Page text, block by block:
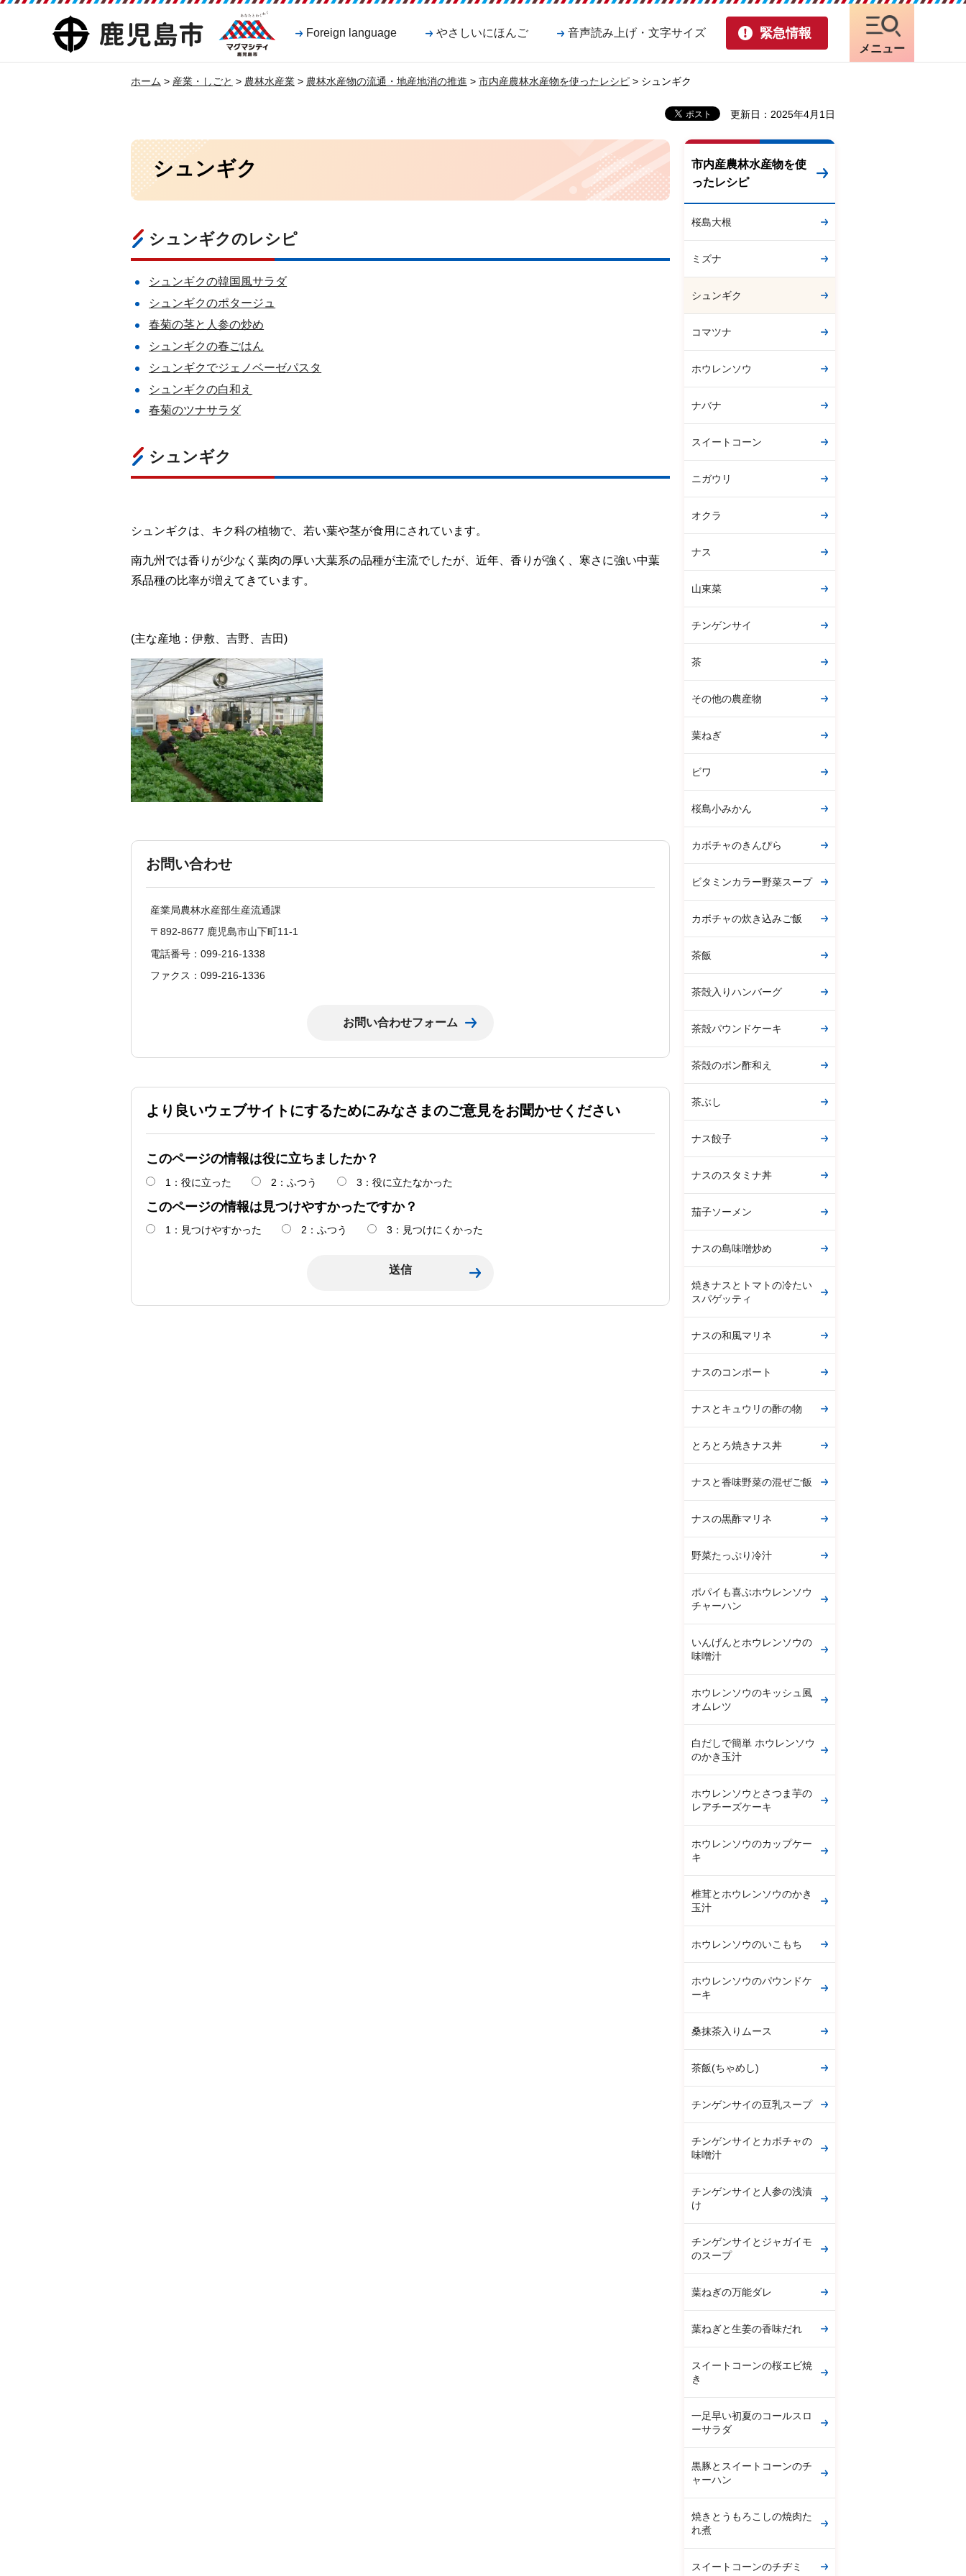
鹿児島市
マグマシティ
鹿児島市
Foreign language やさしいにほんご 音声読み上げ・文字サイズ 緊急情報
メニュー
ホーム > 産業・しごと > 農林水産業 > 農林水産物の流通・地産地消の推進 > 市内産農林水産物を使ったレシピ > シュンギク
更新日：2025年4月1日
シュンギク
シュンギクのレシピ
シュンギクの韓国風サラダ
シュンギクのポタージュ
春菊の茎と人参の炒め
シュンギクの春ごはん
シュンギクでジェノベーゼパスタ
シュンギクの白和え
春菊のツナサラダ
シュンギク
シュンギクは、キク科の植物で、若い葉や茎が食用にされています。
南九州では香りが少なく葉肉の厚い大葉系の品種が主流でしたが、近年、香りが強く、寒さに強い中葉
系品種の比率が増えてきています。
(主な産地：伊敷、吉野、吉田)
お問い合わせ
産業局農林水産部生産流通課
〒892-8677 鹿児島市山下町11-1
電話番号：099-216-1338
ファクス：099-216-1336
より良いウェブサイトにするためにみなさまのご意見をお聞かせください
このページの情報は役に立ちましたか？
1：役に立った 2：ふつう 3：役に立たなかった
このページの情報は見つけやすかったですか？
1：見つけやすかった 2：ふつう 3：見つけにくかった
市内産農林水産物を使
ったレシピ
桜島大根
ミズナ
シュンギク
コマツナ
ホウレンソウ
ナバナ
スイートコーン
ニガウリ
オクラ
ナス
山東菜
チンゲンサイ
茶
その他の農産物
葉ねぎ
ビワ
桜島小みかん
カボチャのきんぴら
ビタミンカラー野菜スープ
カボチャの炊き込みご飯
茶飯
茶殻入りハンバーグ
茶殻パウンドケーキ
茶殻のポン酢和え
茶ぶし
ナス餃子
ナスのスタミナ丼
茄子ソーメン
ナスの島味噌炒め
焼きナスとトマトの冷たい
スパゲッティ
ナスの和風マリネ
ナスのコンポート
ナスとキュウリの酢の物
とろとろ焼きナス丼
ナスと香味野菜の混ぜご飯
ナスの黒酢マリネ
野菜たっぷり冷汁
ポパイも喜ぶホウレンソウ
チャーハン
いんげんとホウレンソウの
味噌汁
ホウレンソウのキッシュ風
オムレツ
白だしで簡単 ホウレンソウ
のかき玉汁
ホウレンソウとさつま芋の
レアチーズケーキ
ホウレンソウのカップケー
キ
椎茸とホウレンソウのかき
玉汁
ホウレンソウのいこもち
ホウレンソウのパウンドケ
ーキ
桑抹茶入りムース
茶飯(ちゃめし)
チンゲンサイの豆乳スープ
チンゲンサイとカボチャの
味噌汁
チンゲンサイと人参の浅漬
け
チンゲンサイとジャガイモ
のスープ
葉ねぎの万能ダレ
葉ねぎと生姜の香味だれ
スイートコーンの桜エビ焼
き
一足早い初夏のコールスロ
ーサラダ
黒豚とスイートコーンのチ
ャーハン
焼きとうもろこしの焼肉た
れ煮
スイートコーンのチヂミ